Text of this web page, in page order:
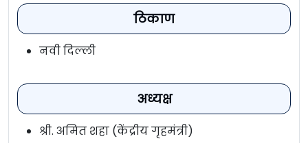
ठिकाण
नवी दिल्ली
अध्यक्ष
श्री. अमित शहा (केंद्रीय गृहमंत्री)